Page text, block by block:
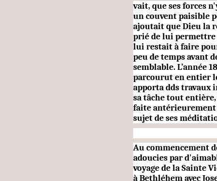
vait, que ses forces
un couvent paisible
ajoutait que Dieu la
prié de lui per­mettre
lui restait à faire
peu de temps avant
semblable. L’année
parcourut en entier
apporta dds travaux
sa tâche tout
faite antérieurement
sujet de ses
Au commencement
adoucies par
voyage de la Sainte
à Bethléhem avec